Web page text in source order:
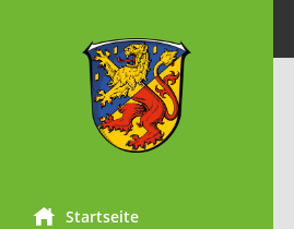
Startseite